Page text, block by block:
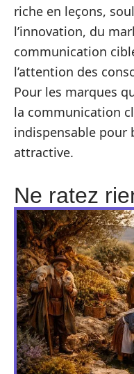
riche en leçons,
l’innovation, du
communication
l’attention des
Pour les marques
la communication
indispensable pour
attractive.
Ne ratez